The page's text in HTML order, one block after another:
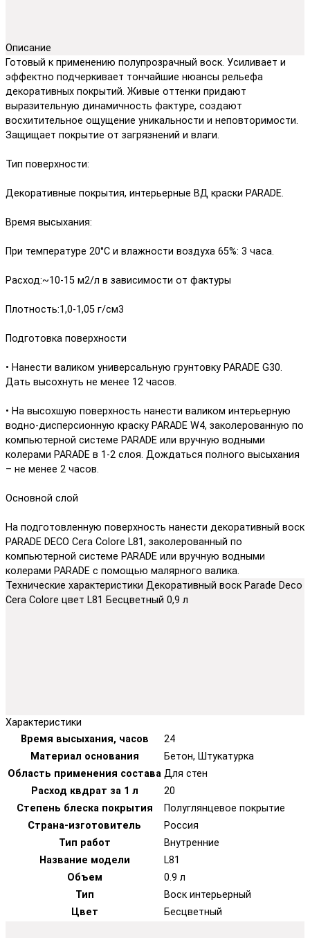
Описание
Готовый к применению полупрозрачный воск. Усиливает и
эффектно подчеркивает тончайшие нюансы рельефа
декоративных покрытий. Живые оттенки придают
выразительную динамичность фактуре, создают
восхитительное ощущение уникальности и неповторимости.
Защищает покрытие от загрязнений и влаги.
Тип поверхности:
Декоративные покрытия, интерьерные ВД краски PARADE.
Время высыхания:
При температуре 20°С и влажности воздуха 65%: 3 часа.
Расход:~10-15 м2/л в зависимости от фактуры
Плотность:1,0-1,05 г/см3
Подготовка поверхности
• Нанести валиком универсальную грунтовку PARADE G30.
Дать высохнуть не менее 12 часов.
• На высохшую поверхность нанести валиком интерьерную
водно-дисперсионную краску PARADE W4, заколерованную по
компьютерной системе PARADE или вручную водными
колерами PARADE в 1-2 слоя. Дождаться полного высыхания
– не менее 2 часов.
Основной слой
На подготовленную поверхность нанести декоративный воск
PARADE DECO Cera Colore L81, заколерованный по
компьютерной системе PARADE или вручную водными
колерами PARADE с помощью малярного валика.
Технические характеристики Декоративный воск Parade Deco
Cera Colore цвет L81 Бесцветный 0,9 л
Характеристики
Время высыхания, часов
24
Материал основания
Бетон, Штукатурка
Область применения состава Для стен
Расход квдрат за 1 л
20
Степень блеска покрытия
Полуглянцевое покрытие
Страна-изготовитель
Россия
Тип работ
Внутренние
Название модели
L81
Объем
0.9 л
Тип
Воск интерьерный
Цвет
Бесцветный